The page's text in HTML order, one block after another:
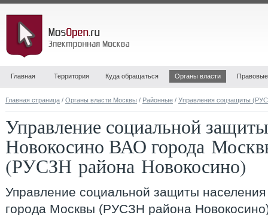
Главная Территория Куда обращаться Органы власти
Главная страница / Органы власти Москвы / Районные / Управления соцзащиты
Управление социальной
Новокосино ВАО города
(РУСЗН района Новокосино)
Управление социальной защиты
города Москвы (РУСЗН района